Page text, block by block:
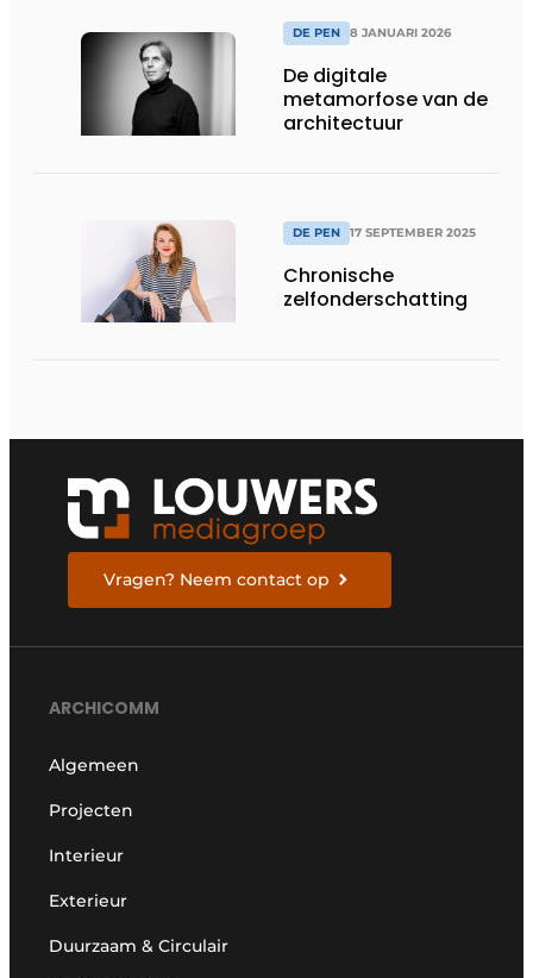
DE PEN 8 JANUARI 2026
De digitale
metamorfose van de
architectuur
DE PEN 17 SEPTEMBER 2025
Chronische
zelfonderschatting
Vragen? Neem contact op
ARCHICOMM
Algemeen
Projecten
Interieur
Exterieur
Duurzaam & Circulair